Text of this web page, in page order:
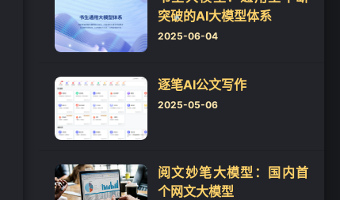
突破的AI大模型体系
2025-06-04
逐笔AI公文写作
2025-05-06
阅文妙笔大模型：国内首
个网文大模型